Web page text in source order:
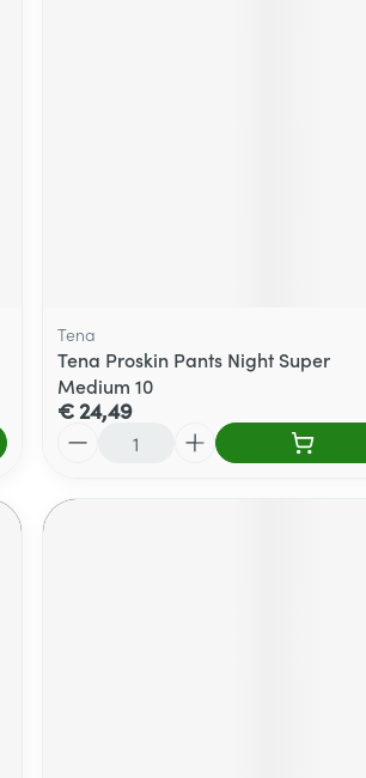
Tena
Tena Proskin Pants Night Super
Medium 10
€ 24,49